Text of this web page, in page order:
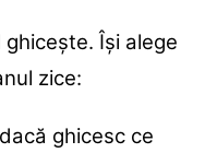
Își alege
zice:
ghicesc ce